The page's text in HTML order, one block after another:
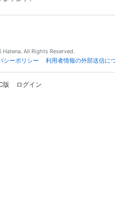
All Rights Reserved.
シーポリシー 利用者情報の外部送信に
版 ログイン